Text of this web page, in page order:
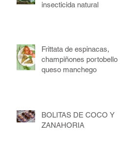
insecticida natural
Frittata de espinacas,
champiñones portobello y
queso manchego
BOLITAS DE COCO Y
ZANAHORIA